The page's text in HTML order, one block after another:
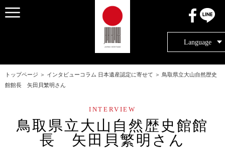
Language
トップページ ＞ インタビューコラム 日本遺産認定に寄せて ＞ 鳥取県立大山自然歴史
館館長 矢田貝繁明さん
INTERVIEW
鳥取県立大山自然歴史館館
長 矢田貝繁明さん